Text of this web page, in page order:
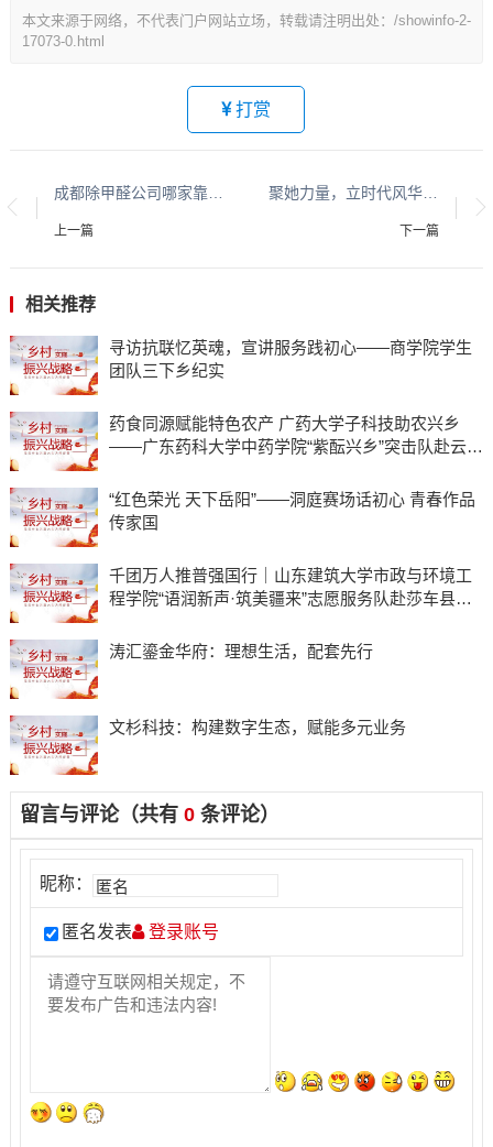
本文来源于网络，不代表门户网站立场，转载请注明出处：/showinfo-2-
17073-0.html
打赏
上一篇
聚她力量，立时代风华——2026 风尚女王联盟浙江盛典杭城盛启
下一篇
相关推荐
寻访抗联忆英魂，宣讲服务践初心——商学院学生
团队三下乡纪实
药食同源赋能特色农产 广药大学子科技助农兴乡
——广东药科大学中药学院“紫酝兴乡”突击队赴云浮
“红色荣光 天下岳阳”——洞庭赛场话初心 青春作品
传家国
千团万人推普强国行｜山东建筑大学市政与环境工
程学院“语润新声·筑美疆来”志愿服务队赴莎车县开
​涛汇鎏金华府：理想生活，配套先行
​文杉科技：构建数字生态，赋能多元业务
留言与评论（共有 0条评论）
昵称：
匿名发表 登录账号